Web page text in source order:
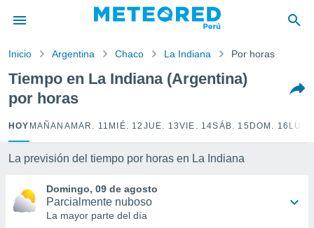
ha sido
para
que se
calidad.
a este
las
y
Inicio Argentina Chaco La Indiana Por horas
Tiempo en La Indiana (Argentina)
por horas
HOY MAÑANA MAR. 11 MIÉ. 12 JUE. 13VIE. 14SÁB. 15 DOM. 16
La previsión del tiempo por horas en La Indiana
Domingo, 09 de agosto
Parcialmente nuboso
La mayor parte del día